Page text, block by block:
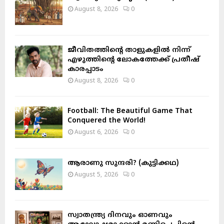
r
:
August 8, 2026 0
ജീവിതത്തിന്റെ താളുകളിൽ നിന്ന്
എഴുത്തിന്റെ ലോകത്തേക്ക് പ്രതീഷ്
കാരപ്പാടം
August 8, 2026 0
Football: The Beautiful Game That
Conquered the World!
August 6, 2026 0
ആരാണു സുന്ദരി? (കുട്ടിക്കഥ)
August 5, 2026 0
സ്വാതന്ത്ര്യ ദിനവും ഓണവും